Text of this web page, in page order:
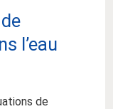
l’eau
de